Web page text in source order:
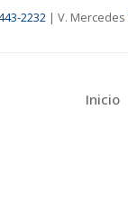
2232 | V. Mercedes
Inicio